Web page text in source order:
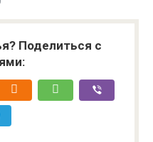
Поделиться с